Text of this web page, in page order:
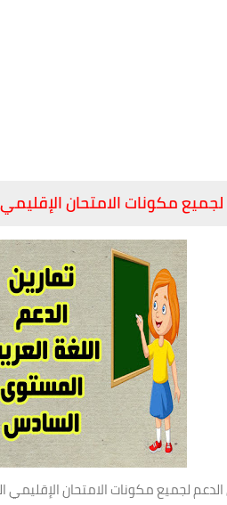
لجميع مكونات الامتحان
الدعم لجميع مكونات الامتحان